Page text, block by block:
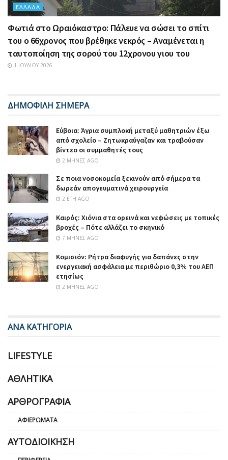
ΕΛΛΆΔΑ
Φωτιά στο Ωραιόκαστρο: Πάλευε να σώσει το σπίτι
του ο 66χρονος που βρέθηκε νεκρός – Αναμένεται η
ταυτοποίηση της σορού του 12χρονου γιου του
1 ΙΟΥΛΊΟΥ 2026
ΔΗΜΟΦΙΛΗ ΣΗΜΕΡΑ
Εύβοια: Άγρια συμπλοκή μεταξύ μαθητριών έξω
από σχολείο – Ζητωκραύγαζαν και τραβούσαν
βίντεο οι συμμαθητές τους
2 ΜΉΝΕΣ AGO
Σε ποια νοσοκομεία ξεκινούν από σήμερα τα
δωρεάν απογευματινά χειρουργεία
2 ΈΤΗ AGO
Καιρός: Χιόνια στα ορεινά και νεφώσεις με τοπικές
βροχές – Πότε αλλάζει το σκηνικό
7 ΜΉΝΕΣ AGO
Κομισιόν: Ρήτρα διαφυγής για δαπάνες στην
ενεργειακή ασφάλεια με περιθώριο 0,3% του ΑΕΠ
ετησίως
2 ΜΉΝΕΣ AGO
ΑΝΑ ΚΑΤΗΓΟΡΙΑ
LIFESTYLE
ΑΘΛΗΤΙΚΆ
ΑΡΘΡΟΓΡΑΦΊΑ
ΑΦΙΕΡΏΜΑΤΑ
ΑΥΤΟΔΙΟΊΚΗΣΗ